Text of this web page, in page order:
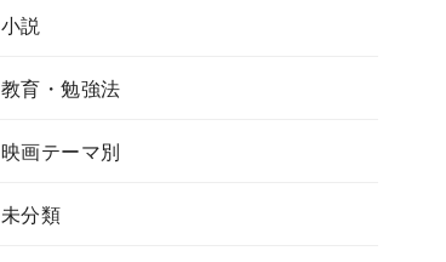
小説
教育・勉強法
映画テーマ別
未分類